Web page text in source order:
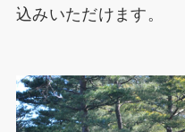
込みいただけます。